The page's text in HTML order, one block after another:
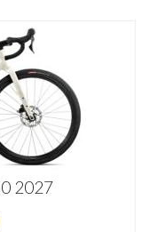
2027